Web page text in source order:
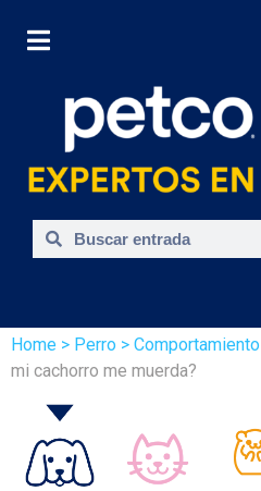
Home > Perro > Comportamiento
mi cachorro me muerda?